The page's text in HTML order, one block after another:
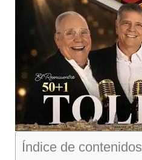
Índice de contenidos